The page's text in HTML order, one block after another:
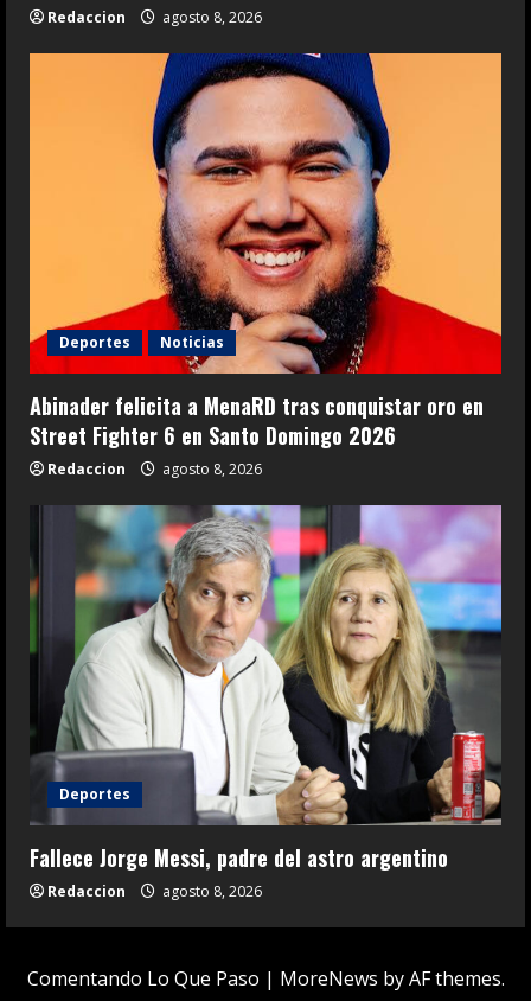
Redaccion agosto 8, 2026
Deportes Noticias
Abinader felicita a MenaRD tras conquistar oro en
Street Fighter 6 en Santo Domingo 2026
Redaccion agosto 8, 2026
Deportes
Fallece Jorge Messi, padre del astro argentino
Redaccion agosto 8, 2026
Comentando Lo Que Paso | MoreNews by AF themes.